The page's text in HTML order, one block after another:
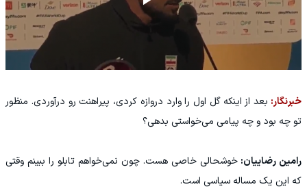
خبرنگار: بعد از اینکه گل اول را وارد دروازه کردی، پیراهنت رو درآوردی. منظور
تو چه بود و چه پیامی می‌خواستی بدهی؟
رامین رضاییان: خوشحالی خاصی هست. چون نمی‌خواهم تابلو را ببینم وقتی
که این یک مساله سیاسی است.